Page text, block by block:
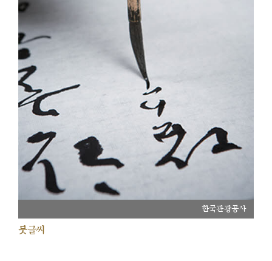
한국관광공사
붓글씨